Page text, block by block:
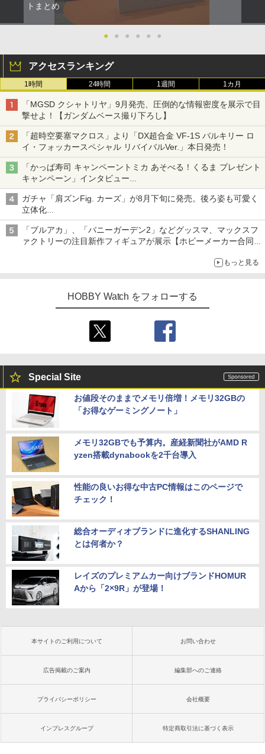
トまとめ
● ● ● ● ● ●
アクセスランキング
1時間 24時間 1週間 1カ月
「MGSD クシャトリヤ」9月発売、圧倒的な情報密度を展示で目
撃せよ！【ガンダムベース撮り下ろし】
「超時空要塞マクロス」より「DX超合金 VF-1S バルキリー ロ
イ・フォッカースペシャル リバイバルVer.」本日発売！
「かっぱ寿司 キャンペーントミカ あそべる！くるま プレゼント
キャンペーン」インタビュー
子どもが楽しめるかっぱ寿司ならではの体験とコラボの楽しさを
追求
ガチャ「肩ズンFig. カーズ」が8月下旬に発売。後ろ姿も可愛く
立体化
ライトニング・マックィーンやメーターなど4種がラインナップ
「ブルアカ」、「バニーガーデン2」などグッスマ、マックスフ
ァクトリーの注目新作フィギュアが展示【ホビーメーカー合同展
もっと見る
HOBBY Watch をフォローする
Special Site
お値段そのままでメモリ倍増！メモリ32GBの
「お得なゲーミングノート」
メモリ32GBでも予算内。産経新聞社がAMD R
yzen搭載dynabookを2千台導入
性能の良いお得な中古PC情報はこのページで
チェック！
総合オーディオブランドに進化するSHANLING
とは何者か？
レイズのプレミアムカー向けブランドHOMUR
Aから「2×9R」が登場！
本サイトのご利用について お問い合わせ
広告掲載のご案内 編集部へのご連絡
プライバシーポリシー 会社概要
インプレスグループ 特定商取引法に基づく表示